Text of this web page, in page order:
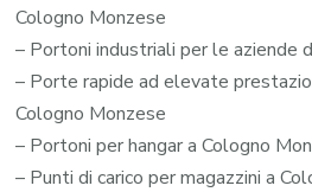
Cologno Monzese
– Portoni industriali per le aziende
– Porte rapide ad elevate
Cologno Monzese
– Portoni per hangar a Cologno
– Punti di carico per magazzini a